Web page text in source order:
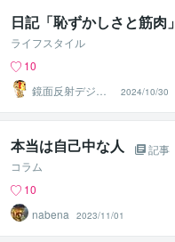
日記「恥ずかしさと筋肉」
ライフスタイル
10
鏡面反射デジタ
ルアート製作所
（鈴木穣）
2024/10/30
本当は自己中な人
記事
コラム
10
nabena
2023/11/01